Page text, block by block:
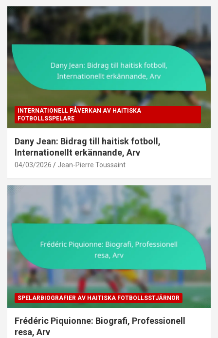
INTERNATIONELL PÅVERKAN AV HAITISKA
FOTBOLLSSPELARE
Dany Jean: Bidrag till haitisk fotboll,
Internationellt erkännande, Arv
04/03/2026 Jean-Pierre Toussaint
SPELARBIOGRAFIER AV HAITISKA FOTBOLLSSTJÄRNOR
Frédéric Piquionne: Biografi, Professionell
resa, Arv